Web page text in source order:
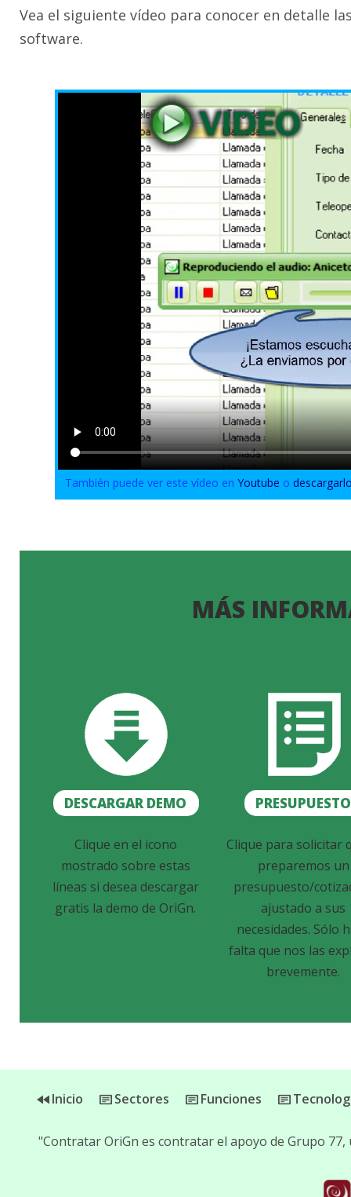
Vea el siguiente vídeo para conocer en detalle
software.
También puede ver este vídeo enYoutube o
MÁS
DESCARGAR DEMO PRESUPUESTO
Clique en el icono
mostrado sobre estas
líneas si desea descargar
gratis la demo de OriGn.
Clique para solicitar
preparemos un
presupuesto/
ajustado a sus
necesidades. Sólo
falta que nos las
brevemente.
Inicio Sectores Funciones
"Contratar OriGn es contratar el apoyo de Grupo